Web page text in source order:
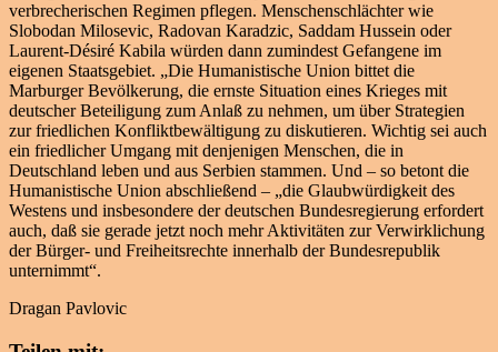
verbrecherischen Regimen pflegen. Menschenschlächter wie
Slobodan Milosevic, Radovan Karadzic, Saddam Hussein oder
Laurent-Désiré Kabila würden dann zumindest Gefangene im
eigenen Staatsgebiet. „Die Humanistische Union bittet die
Marburger Bevölkerung, die ernste Situation eines Krieges mit
deutscher Beteiligung zum Anlaß zu nehmen, um über Strategien
zur friedlichen Konfliktbewältigung zu diskutieren. Wichtig sei auch
ein friedlicher Umgang mit denjenigen Menschen, die in
Deutschland leben und aus Serbien stammen. Und – so betont die
Humanistische Union abschließend – „die Glaubwürdigkeit des
Westens und insbesondere der deutschen Bundesregierung erfordert
auch, daß sie gerade jetzt noch mehr Aktivitäten zur Verwirklichung
der Bürger- und Freiheitsrechte innerhalb der Bundesrepublik
unternimmt“.
Dragan Pavlovic